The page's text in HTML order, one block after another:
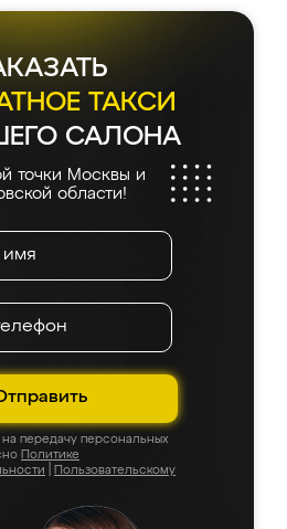
ТАКСИ
САЛОНА
точки Москвы и
области!
передачу персональных
Политике
Пользовательскому